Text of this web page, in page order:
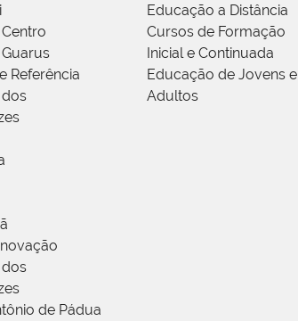
Referência
de Pádua
Educação a Distância
Cursos de Formação
Inicial e Continuada
Educação de Jovens e
Adultos